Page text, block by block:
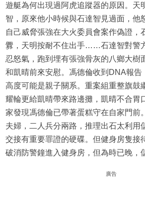
遊艇為何出現過阿虎追蹤器的原因。天
智，原來他小時候與石達智見過面，他
自己威脅張強在大火委員會案作偽證，
釁，天明按耐不住出手……石達智對警
忍怒氣，跑到埋有張強骨灰的八鄉大樹
和凱晴前來安慰。馮德倫收到DNA報告
高度可能是親子關系。重案組重整旗鼓
耀輪更給凱晴帶來路邊攤，凱晴不合胃
家發現馮德倫已帶著蛋糕守在自家門前
夫婦，二人兵分兩路，推理出石太利用
交接有重要罪證的硬碟。但健身房隻接
破消防警鐘進入健身房，但為時已晚，
廣告